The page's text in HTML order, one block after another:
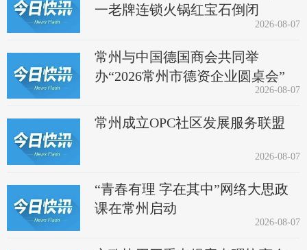
一老牌连锁火锅红宝石倒闭
2026-08-07
常州与中国德国商会共同举
办“2026常州市德资企业圆桌会”
2026-08-07
常州成立OPC社区发展服务联盟
2026-08-07
“青春有理 字在其中”网络大思政
课在常州启动
2026-08-07